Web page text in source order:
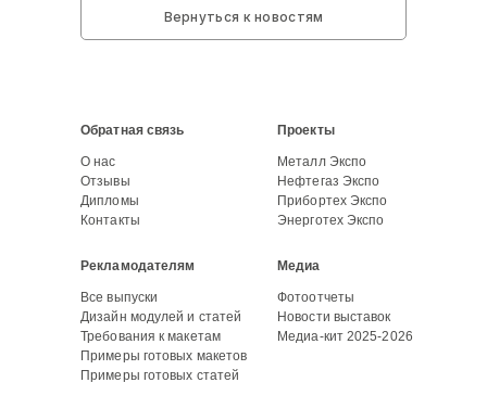
Вернуться к новостям
Новости выставок
Фотоотчеты
Контакты
Обратная связь
О нас
Отзывы
Дипломы
Проекты
Металл Экспо
Нефтегаз Экспо
Прибортех Экспо
Энерготех Экспо
Рекламодателям
Все выпуски
Дизайн модулей и статей
Требования к макетам
Примеры готовых макетов
Медиа
Медиа-кит 2025-2026
Примеры готовых статей